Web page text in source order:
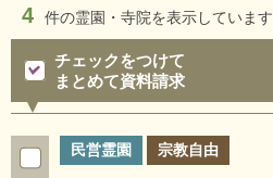
4 件の霊園・寺院を表示しています
チェックをつけて
まとめて資料請求
民営霊園 宗教自由